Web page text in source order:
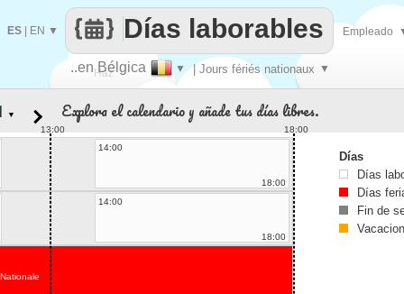
Haz
..en Bélgica ▼ | Jours fériés nationaux ▼
Días laborables
ES EN ▼ Empleado
▼ Explora el calendario y añade tus días libres.
13:00
18:00
14:00
18:00
14:00
18:00
Días
Días
Días
Fin de